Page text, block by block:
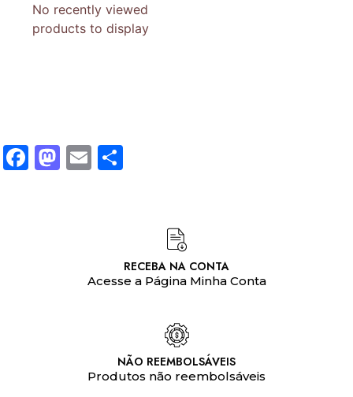
No recently viewed
products to display
Facebook
Mastodon
Email
RECEBA NA CONTA
Acesse a Página Minha Conta
NÃO REEMBOLSÁVEIS
Produtos não reembolsáveis